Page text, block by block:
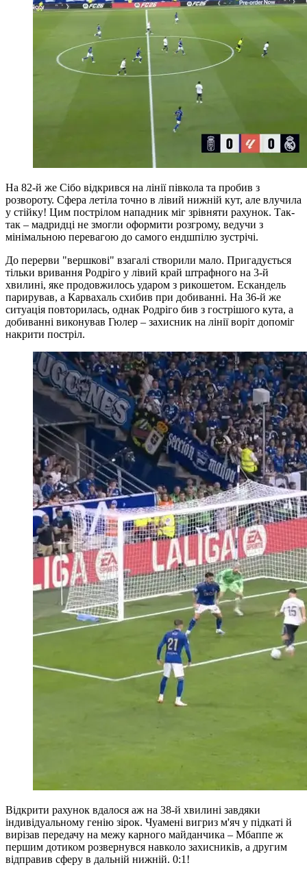
На 82-й же Сібо відкрився на лінії півкола та пробив з
розвороту. Сфера летіла точно в лівий нижній кут, але влучила
у стійку! Цим пострілом нападник міг зрівняти рахунок. Так-
так – мадридці не змогли оформити розгрому, ведучи з
мінімальною перевагою до самого ендшпілю зустрічі.
До перерви "вершкові" взагалі створили мало. Пригадується
тільки вривання Родріго у лівий край штрафного на 3-й
хвилині, яке продовжилось ударом з рикошетом. Ескандель
парирував, а Карвахаль схибив при добиванні. На 36-й же
ситуація повторилась, однак Родріго бив з гострішого кута, а
добиванні виконував Гюлер – захисник на лінії воріт допоміг
накрити постріл.
Відкрити рахунок вдалося аж на 38-й хвилині завдяки
індивідуальному генію зірок. Чуамені вигриз м'яч у підкаті й
вирізав передачу на межу карного майданчика – Мбаппе ж
першим дотиком розвернувся навколо захисників, а другим
відправив сферу в дальній нижній. 0:1!